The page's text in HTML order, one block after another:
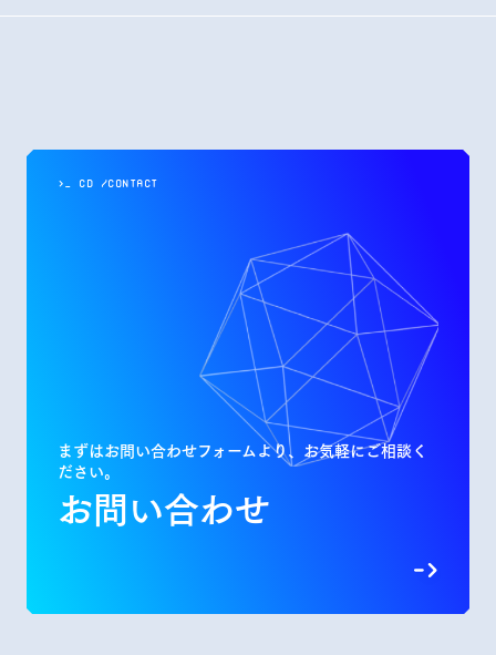
>_ cd /contact
お問い合わせ
まずはお問い合わせフォームより、お気軽にご相談く
ださい。